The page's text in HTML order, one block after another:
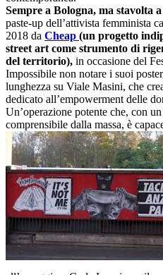
Sempre a Bologna, ma stavolta
paste-up dell’attivista femminista
2018 da Cheap (un progetto
street art come strumento di
del territorio), in occasione del
Impossibile non notare i suoi
lunghezza su Viale Masini, che
dedicato all’empowerment delle
Un’operazione potente che, con
comprensibile dalla massa, è